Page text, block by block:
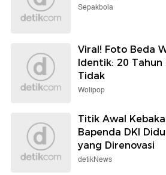
Sepakbola
Viral! Foto Beda
Identik: 20
Tidak
Wolipop
Titik Awal
Bapenda DKI
yang Direnovasi
detikNews